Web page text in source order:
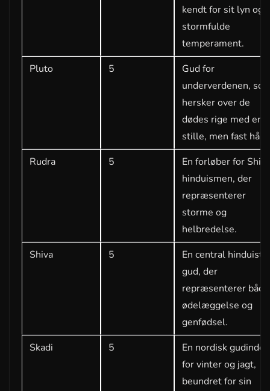
kendt for sit lyn og
stormfulde
temperament.
Pluto
5
Gud for
underverdenen,
hersker over de
dødes rige med en
stille, men fast
Rudra
5
En forløber for
hinduismen, der
repræsenterer
storme og
helbredelse.
Shiva
5
En central
gud, der
repræsenterer både
ødelæggelse og
genfødsel.
Skadi
5
En nordisk gudinde
for vinter og jagt,
beundret for sin